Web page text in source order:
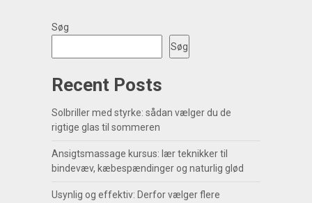
Søg
Søg
Recent Posts
Solbriller med styrke: sådan vælger du de
rigtige glas til sommeren
Ansigtsmassage kursus: lær teknikker til
bindevæv, kæbespændinger og naturlig glød
Usynlig og effektiv: Derfor vælger flere